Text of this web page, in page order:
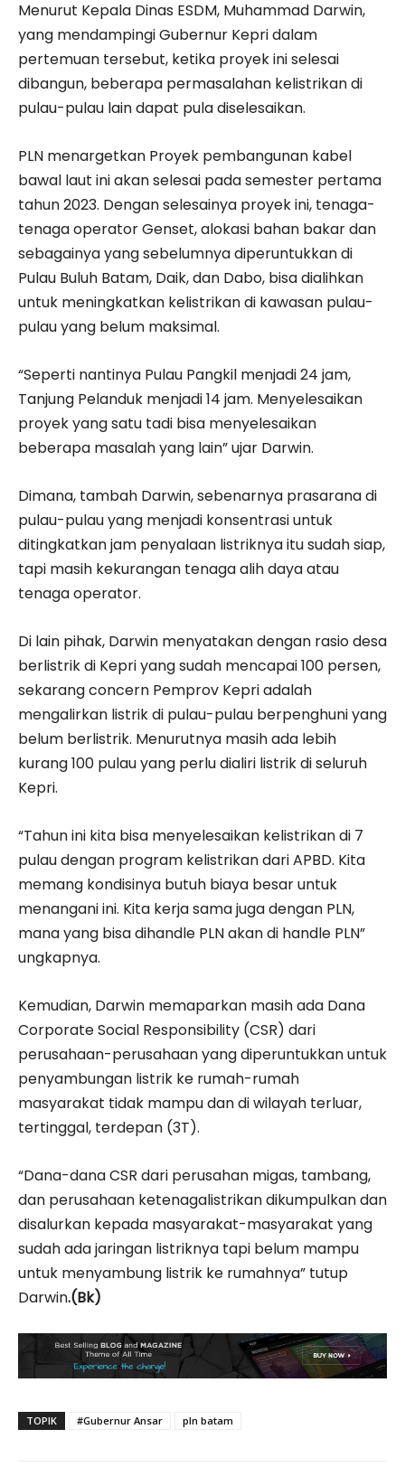
Menurut Kepala Dinas ESDM, Muhammad Darwin,
yang mendampingi Gubernur Kepri dalam
pertemuan tersebut, ketika proyek ini selesai
dibangun, beberapa permasalahan kelistrikan di
pulau-pulau lain dapat pula diselesaikan.
PLN menargetkan Proyek pembangunan kabel
bawal laut ini akan selesai pada semester pertama
tahun 2023. Dengan selesainya proyek ini, tenaga-
tenaga operator Genset, alokasi bahan bakar dan
sebagainya yang sebelumnya diperuntukkan di
Pulau Buluh Batam, Daik, dan Dabo, bisa dialihkan
untuk meningkatkan kelistrikan di kawasan pulau-
pulau yang belum maksimal.
“Seperti nantinya Pulau Pangkil menjadi 24 jam,
Tanjung Pelanduk menjadi 14 jam. Menyelesaikan
proyek yang satu tadi bisa menyelesaikan
beberapa masalah yang lain” ujar Darwin.
Dimana, tambah Darwin, sebenarnya prasarana di
pulau-pulau yang menjadi konsentrasi untuk
ditingkatkan jam penyalaan listriknya itu sudah siap,
tapi masih kekurangan tenaga alih daya atau
tenaga operator.
Di lain pihak, Darwin menyatakan dengan rasio desa
berlistrik di Kepri yang sudah mencapai 100 persen,
sekarang concern Pemprov Kepri adalah
mengalirkan listrik di pulau-pulau berpenghuni yang
belum berlistrik. Menurutnya masih ada lebih
kurang 100 pulau yang perlu dialiri listrik di seluruh
Kepri.
“Tahun ini kita bisa menyelesaikan kelistrikan di 7
pulau dengan program kelistrikan dari APBD. Kita
memang kondisinya butuh biaya besar untuk
menangani ini. Kita kerja sama juga dengan PLN,
mana yang bisa dihandle PLN akan di handle PLN”
ungkapnya.
Kemudian, Darwin memaparkan masih ada Dana
Corporate Social Responsibility (CSR) dari
perusahaan-perusahaan yang diperuntukkan untuk
penyambungan listrik ke rumah-rumah
masyarakat tidak mampu dan di wilayah terluar,
tertinggal, terdepan (3T).
“Dana-dana CSR dari perusahan migas, tambang,
dan perusahaan ketenagalistrikan dikumpulkan dan
disalurkan kepada masyarakat-masyarakat yang
sudah ada jaringan listriknya tapi belum mampu
untuk menyambung listrik ke rumahnya” tutup
Darwin.(Bk)
TOPIK #Gubernur Ansar pln batam